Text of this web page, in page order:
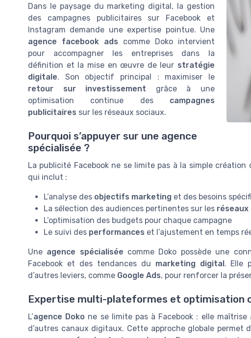
Dans le paysage du marketing digital, la gestion
des campagnes publicitaires sur Facebook et
Instagram demande une expertise pointue. Une
agence facebook ads comme Doko intervient
pour accompagner les entreprises dans la
définition et la mise en œuvre de leur stratégie
digitale. Son objectif principal : maximiser le
retour sur investissement grâce à une
optimisation continue des campagnes
publicitaires sur les réseaux sociaux.
Pourquoi s’appuyer sur une agence
spécialisée ?
La publicité Facebook ne se limite pas à la simple création
qui inclut :
L’analyse des objectifs marketing et des besoins
La sélection des audiences pertinentes sur les réseaux
L’optimisation des budgets pour chaque campagne
Le suivi des performances et l’ajustement en temps
Une agence spécialisée comme Doko possède une
Facebook et des tendances du marketing digital. Elle
d’autres leviers, comme Google Ads, pour renforcer la
Expertise multi-plateformes et optimisation
L’agence Doko ne se limite pas à Facebook : elle
d’autres canaux digitaux. Cette approche globale